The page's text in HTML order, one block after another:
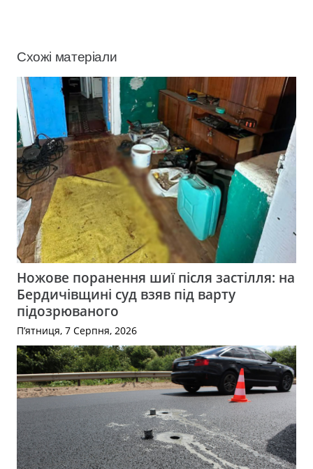
Схожі матеріали
Ножове поранення шиї після застілля: на
Бердичівщині суд взяв під варту
підозрюваного
П’ятниця, 7 Серпня, 2026